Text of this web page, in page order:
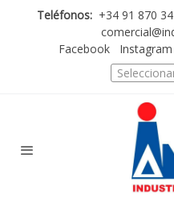
Teléfonos: +34 91 870
Facebook
Instagram